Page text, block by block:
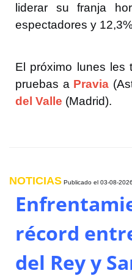
liderar su franja
espectadores y
El próximo lunes les
pruebas a Pravia
del Valle (Madrid).
NOTICIAS Publicado el 03-08-
récord
del Rey y